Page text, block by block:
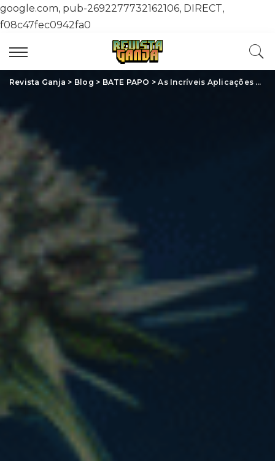
google.com, pub-2692277732162106, DIRECT,
f08c47fec0942fa0
Revista Ganja > Blog > BATE PAPO >As Incríveis Aplicações da Cannabis que Estão Transformando o Mundo